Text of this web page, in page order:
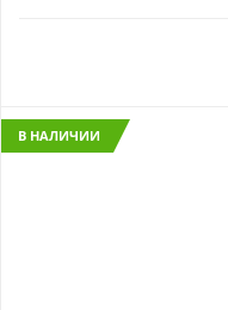
В НАЛИЧИИ